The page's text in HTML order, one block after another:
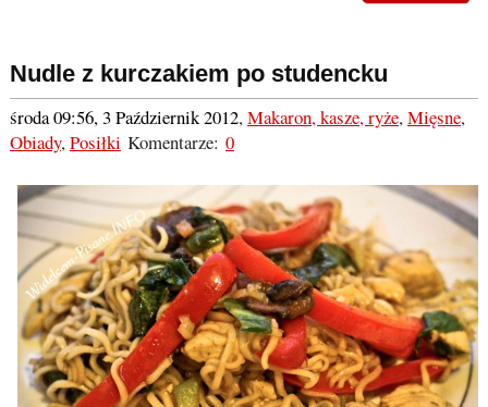
Nudle z kurczakiem po studencku
środa 09:56, 3 Październik 2012,Makaron, kasze, ryże,Mięsne,
Obiady,Posiłki Komentarze: 0